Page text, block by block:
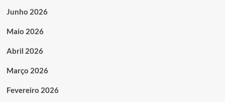
Junho 2026
Maio 2026
Abril 2026
Março 2026
Fevereiro 2026